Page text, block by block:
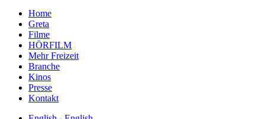
Home
Greta
Filme
HÖRFILM
Mehr Freizeit
Branche
Kinos
Presse
Kontakt